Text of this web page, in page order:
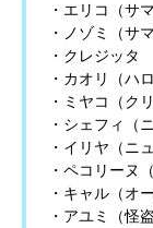
・エリコ（サマ
・ノゾミ（サマ
・クレジッタ
・カオリ（ハ
・ミヤコ（ク
・シェフィ（
・イリヤ（ニ
・ペコリーヌ
・キャル（オ
・アユミ（怪盗